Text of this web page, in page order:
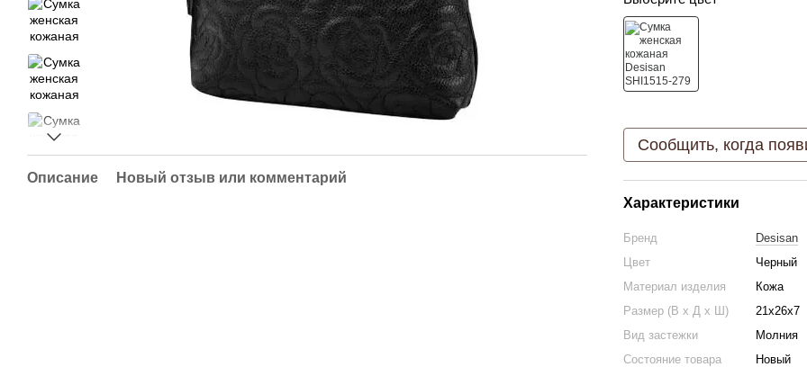
Описание Новый отзыв или комментарий
Сообщить, когда
Характеристики
Бренд
Desisan
Цвет
Черный
Материал изделия
Кожа
Размер (В х Д х Ш)
21х26х7
Вид застежки
Молния
Состояние товара
Новый